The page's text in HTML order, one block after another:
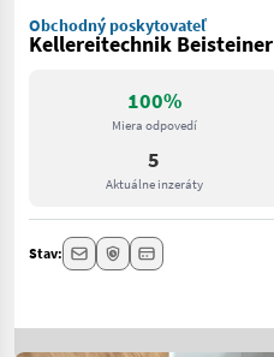
Obchodný poskytovateľ
Kellereitechnik Beisteiner
100%
Miera odpovedí
5
Aktuálne inzeráty
Stav: